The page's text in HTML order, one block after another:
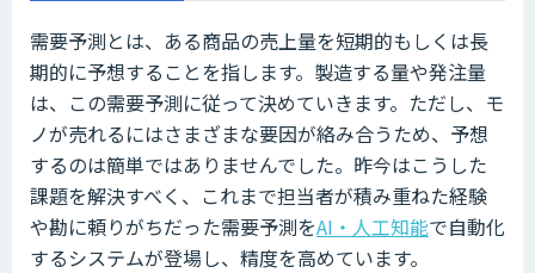
需要予測とは、ある商品の売上量を短期的もしくは長
期的に予想することを指します。製造する量や発注量
は、この需要予測に従って決めていきます。ただし、モ
ノが売れるにはさまざまな要因が絡み合うため、予想
するのは簡単ではありませんでした。昨今はこうした
課題を解決すべく、これまで担当者が積み重ねた経験
や勘に頼りがちだった需要予測をAI・人工知能で自動化
するシステムが登場し、精度を高めています。